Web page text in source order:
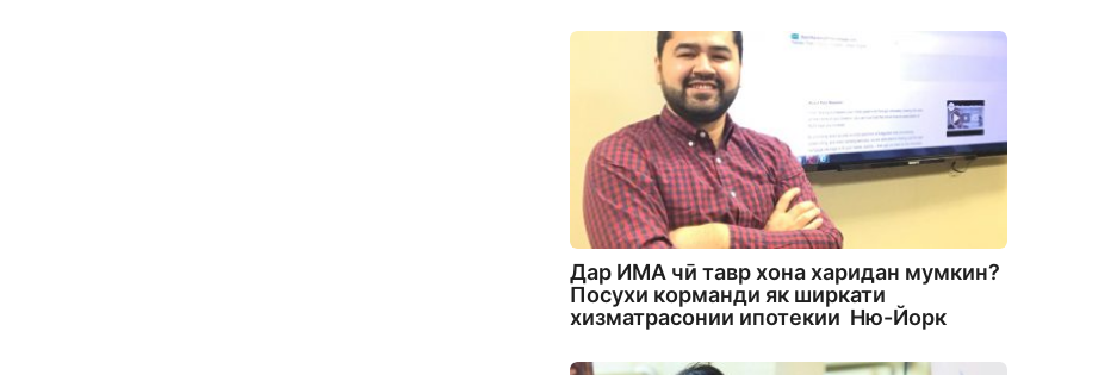
Дар ИМА чӣ тавр хона харидан мумкин?
Посухи корманди як ширкати
хизматрасонии ипотекии Ню-Йорк